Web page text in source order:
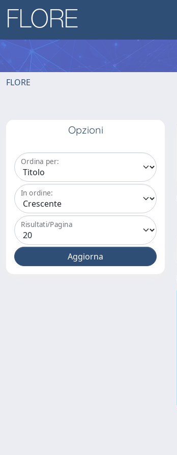
FLORE
Opzioni
Ordina per:
In ordine:
Risultati/Pagina